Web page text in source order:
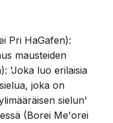
Pri HaGafen):
mausteiden
'Joka luo erilaisia
joka on
sielun'
(Borei Me'orei